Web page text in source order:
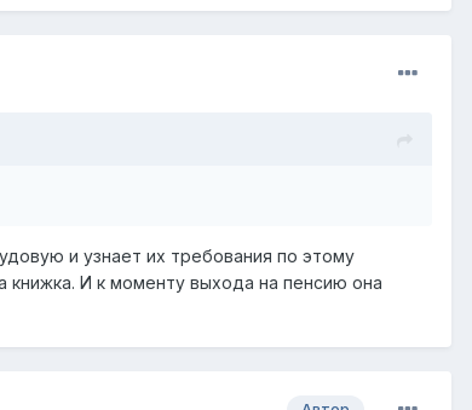
и узнает их требования по этому
И к моменту выхода на пенсию она